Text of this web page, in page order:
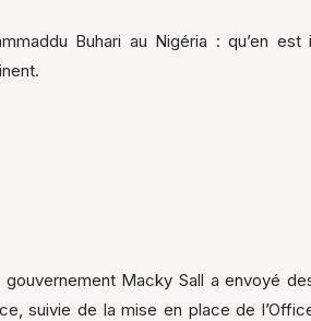
Buhari au Nigéria : qu’en est
Macky Sall a envoyé
suivie de la mise en place de